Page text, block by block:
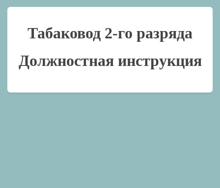
Табаковод 2-го разряда
Должностная инструкция